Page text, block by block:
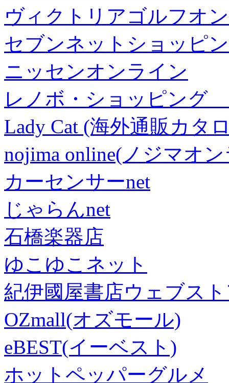
ヴィクトリアゴルフオ
セブンネットショッピ
ニッセンオンライン
レノボ・ショッピング
Lady Cat (海外通販カタ
nojima online(ノジマオ
カーセンサーnet
じゃらんnet
石橋楽器店
ゆこゆこネット
紀伊國屋書店ウェブス
OZmall(オズモール)
eBEST(イーベスト)
ホットペッパーグルメ